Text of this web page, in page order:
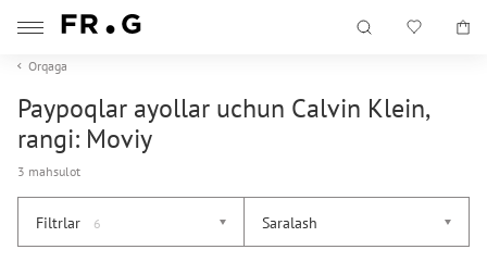
Orqaga
Paypoqlar ayollar uchun Calvin Klein,
rangi: Moviy
3 mahsulot
Filtrlar 6 Saralash